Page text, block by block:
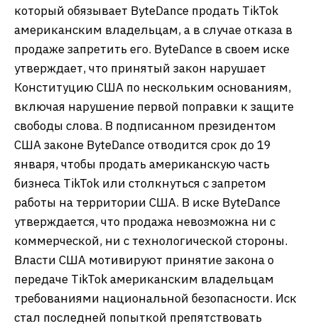
который обязывает ByteDance продать TikTok
американским владельцам, а в случае отказа в
продаже запретить его. ByteDance в своем иске
утверждает, что принятый закон нарушает
Конституцию США по нескольким основаниям,
включая нарушение первой поправки к защите
свободы слова. В подписанном президентом
США законе ByteDance отводится срок до 19
января, чтобы продать американскую часть
бизнеса TikTok или столкнуться с запретом
работы на территории США. В иске ByteDance
утверждается, что продажа невозможна ни с
коммерческой, ни с технологической стороны.
Власти США мотивируют принятие закона о
передаче TikTok американским владельцам
требованиями национальной безопасности. Иск
стал последней попыткой препятствовать